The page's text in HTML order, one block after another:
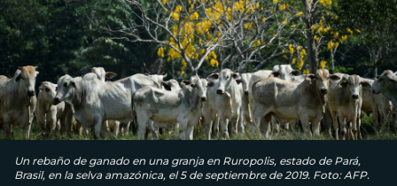
Un rebaño de ganado en una granja en Ruropolis, estado de Pará,
Brasil, en la selva amazónica, el 5 de septiembre de 2019. Foto: AFP.